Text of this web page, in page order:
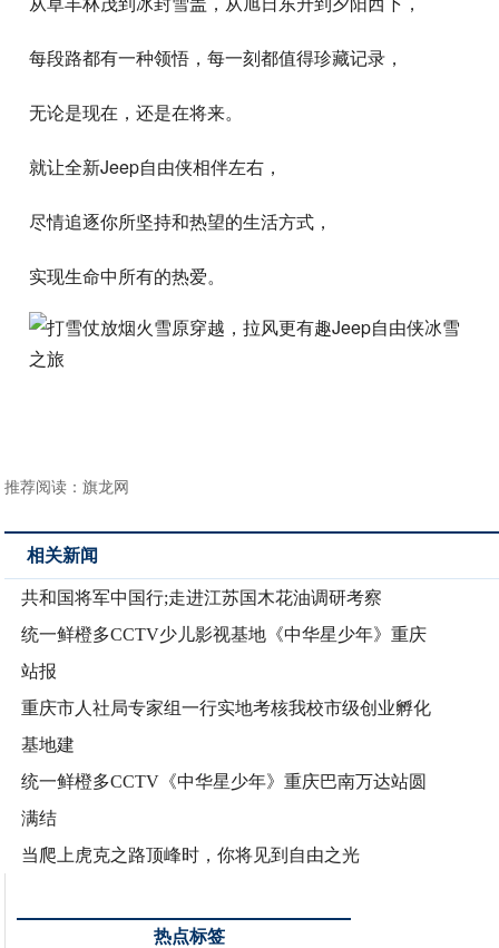
每段路都有一种领悟，每一刻都值得珍藏记录，
无论是现在，还是在将来。
就让全新Jeep自由侠相伴左右，
尽情追逐你所坚持和热望的生活方式，
实现生命中所有的热爱。
推荐阅读：旗龙网
相关新闻
共和国将军中国行;走进江苏国木花油调研考察
统一鲜橙多CCTV少儿影视基地《中华星少年》重庆
站报
重庆市人社局专家组一行实地考核我校市级创业孵化
基地建
统一鲜橙多CCTV《中华星少年》重庆巴南万达站圆
满结
当爬上虎克之路顶峰时，你将见到自由之光
热点标签